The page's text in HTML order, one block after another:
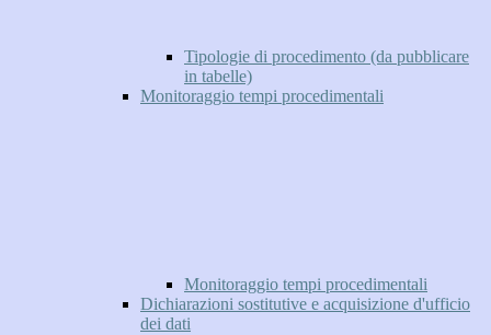
Tipologie di procedimento (da pubblicare
in tabelle)
Monitoraggio tempi procedimentali
Monitoraggio tempi procedimentali
Dichiarazioni sostitutive e acquisizione d'ufficio
dei dati